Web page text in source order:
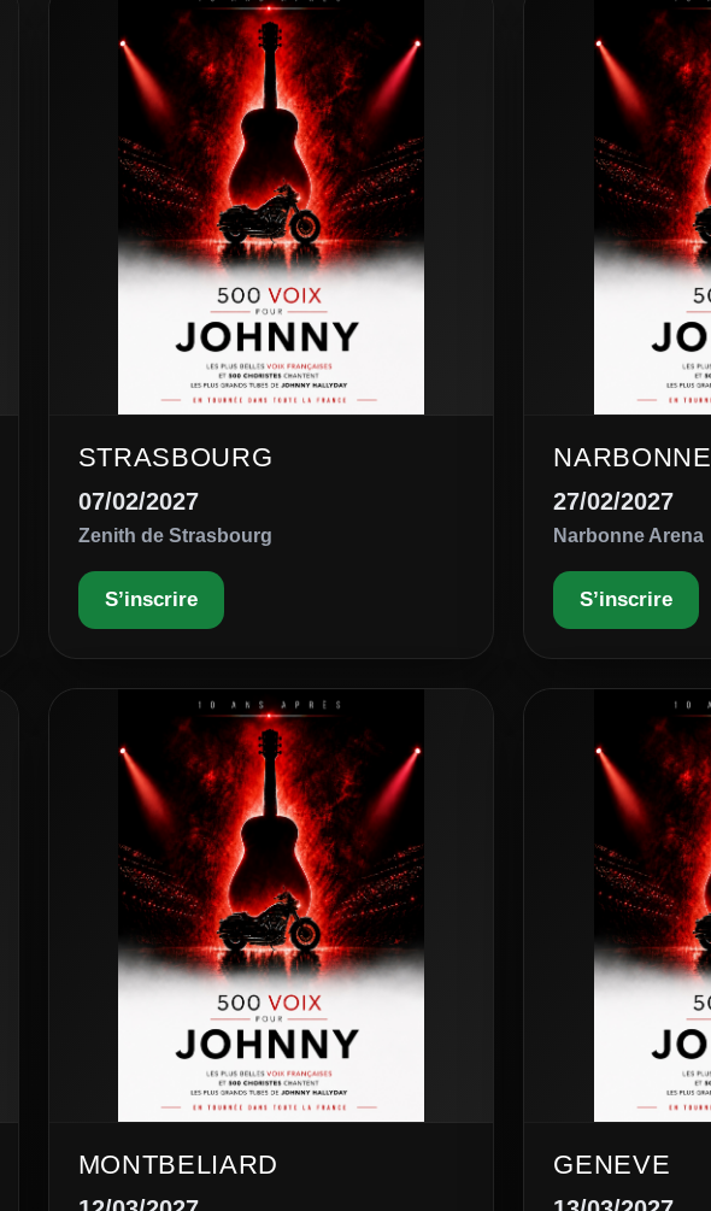
STRASBOURG
07/02/2027
Zenith de Strasbourg
S’inscrire
NARBONNE
27/02/2027
Narbonne Arena
S’inscrire
MONTBELIARD GENEVE